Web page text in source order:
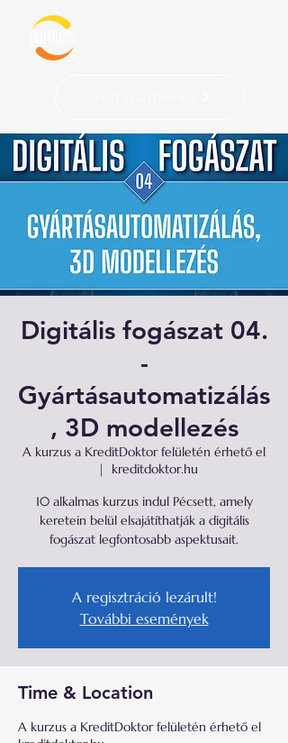
Digitális fogászat 04.
-
Gyártásautomatizálás
, 3D modellezés
A kurzus a KreditDoktor felületén érhető el
  |
kreditdoktor.hu
10 alkalmas kurzus indul Pécsett, amely
keretein belül elsajátíthatják a digitális
fogászat legfontosabb aspektusait.
A regisztráció lezárult!
További események
Time & Location
A kurzus a KreditDoktor felületén érhető el